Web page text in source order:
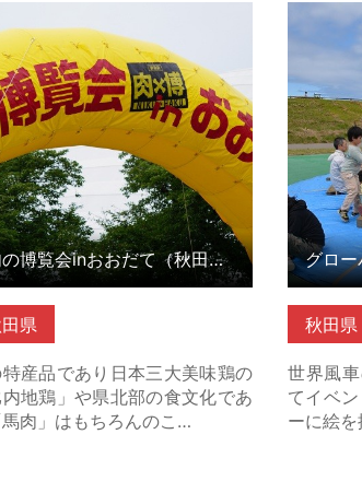
県
産品であり日本三大美味鶏の
内地鶏」や県北部の食文化であ
馬肉」はもちろんのこ…
の詳細はこちら
肉の博覧会inおおだて（秋田県大館市）
秋田県
世界風
てイベ
ーに絵
グロー